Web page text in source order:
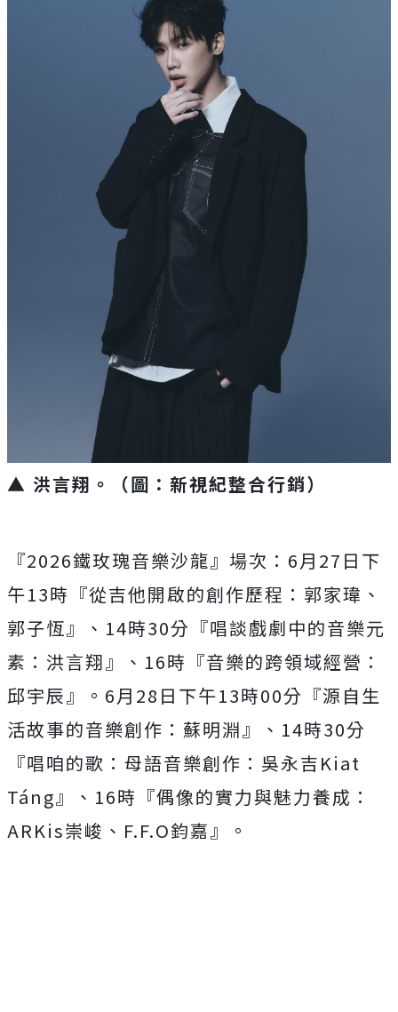
▲ 洪言翔。（圖：新視紀整合行銷）
『2026鐵玫瑰音樂沙龍』場次：6月27日下
午13時『從吉他開啟的創作歷程：郭家瑋、
郭子恆』、14時30分『唱談戲劇中的音樂元
素：洪言翔』、16時『音樂的跨領域經營：
邱宇辰』。 6月28日下午13時00分『源自生
活故事的音樂創作：蘇明淵』
、14時30分
『唱咱的歌：母語音樂創作：吳永吉Kiat
Táng』、16時『偶像的實力與魅力養成：
ARKis崇峻、 F.F.O鈞嘉』。